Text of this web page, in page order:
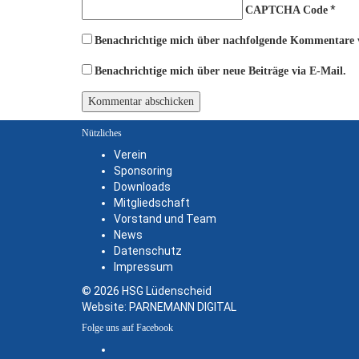
CAPTCHA Code *
Benachrichtige mich über nachfolgende
Benachrichtige mich über neue Beiträge via E-Mail.
Nützliches
Verein
Sponsoring
Downloads
Mitgliedschaft
Vorstand und Team
News
Datenschutz
Impressum
© 2026 HSG Lüdenscheid
Website: PARNEMANN DIGITAL
Folge uns auf Facebook